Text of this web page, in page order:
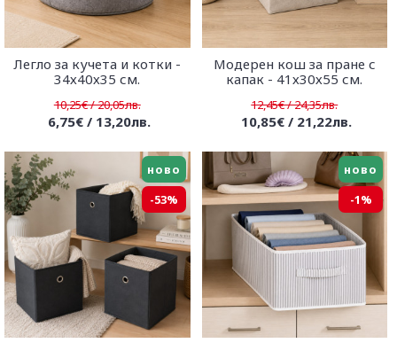
Легло за кучета и котки -
34х40х35 см.
10,25€ / 20,05лв.
6,75€ / 13,20лв.
Модерен кош за пране с
капак - 41х30х55 см.
12,45€ / 24,35лв.
10,85€ / 21,22лв.
ново
-53%
ново
-1%